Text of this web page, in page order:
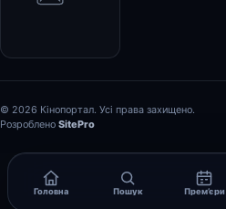
Головна Пошук Прем’єри
© 2026 Кінопортал. Усі права захищено.
Розроблено SitePro